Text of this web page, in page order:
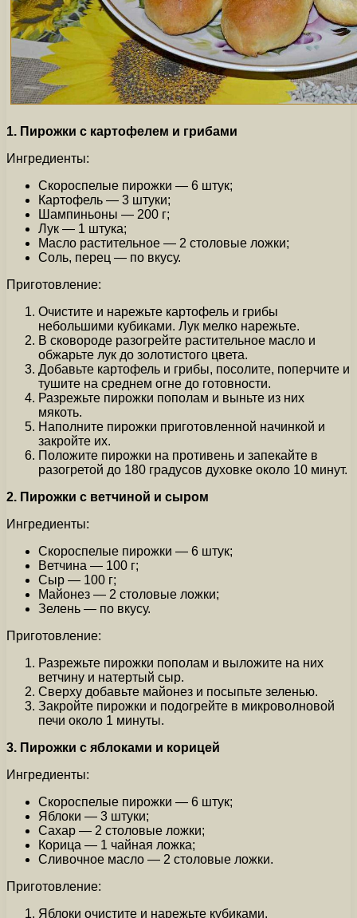
1. Пирожки с картофелем и грибами
Ингредиенты:
Скороспелые пирожки — 6 штук;
Картофель — 3 штуки;
Шампиньоны — 200 г;
Лук — 1 штука;
Масло растительное — 2 столовые ложки;
Соль, перец — по вкусу.
Приготовление:
Очистите и нарежьте картофель и грибы
небольшими кубиками. Лук мелко нарежьте.
В сковороде разогрейте растительное масло и
обжарьте лук до золотистого цвета.
Добавьте картофель и грибы, посолите, поперчите и
тушите на среднем огне до готовности.
Разрежьте пирожки пополам и выньте из них
мякоть.
Наполните пирожки приготовленной начинкой и
закройте их.
Положите пирожки на противень и запекайте в
разогретой до 180 градусов духовке около 10 минут.
2. Пирожки с ветчиной и сыром
Ингредиенты:
Скороспелые пирожки — 6 штук;
Ветчина — 100 г;
Сыр — 100 г;
Майонез — 2 столовые ложки;
Зелень — по вкусу.
Приготовление:
Разрежьте пирожки пополам и выложите на них
ветчину и натертый сыр.
Сверху добавьте майонез и посыпьте зеленью.
Закройте пирожки и подогрейте в микроволновой
печи около 1 минуты.
3. Пирожки с яблоками и корицей
Ингредиенты:
Скороспелые пирожки — 6 штук;
Яблоки — 3 штуки;
Сахар — 2 столовые ложки;
Корица — 1 чайная ложка;
Сливочное масло — 2 столовые ложки.
Приготовление:
Яблоки очистите и нарежьте кубиками.